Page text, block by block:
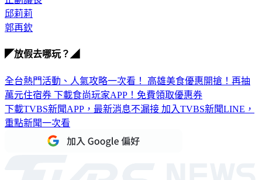
邱莉莉
郭再欽
◤放假去哪玩？◢
全台熱門活動、人氣攻略一次看！ 高雄美食優惠開搶！再抽
萬元住宿券 下載食尚玩家APP！免費領取優惠券
下載TVBS新聞APP，最新消息不漏接 加入TVBS新聞LINE，
重點新聞一次看